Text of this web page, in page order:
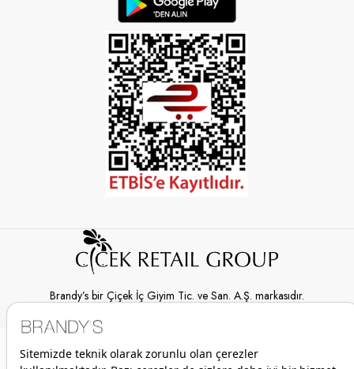
Brandy’s bir Çiçek İç Giyim Tic. ve San. A.Ş. markasıdır.
© 2026 Brandy’s | Her hakkı saklıdır.